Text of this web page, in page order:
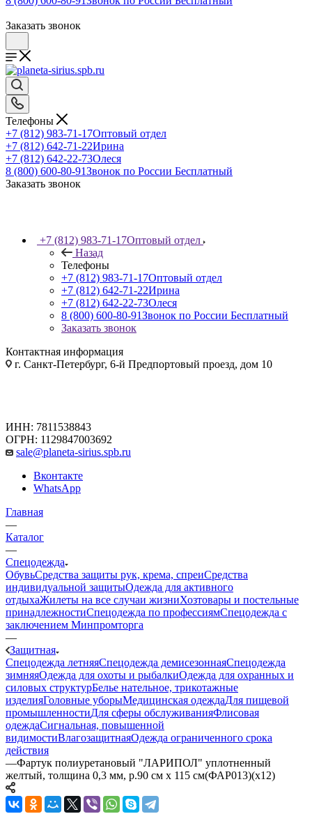
Заказать звонок
Телефоны
+7 (812) 983-71-17Оптовый отдел
+7 (812) 642-71-22Ирина
+7 (812) 642-22-73Олеся
8 (800) 600-80-91Звонок по России Бесплатный
Заказать звонок
+7 (812) 983-71-17Оптовый отдел
Назад
Телефоны
+7 (812) 983-71-17Оптовый отдел
+7 (812) 642-71-22Ирина
+7 (812) 642-22-73Олеся
8 (800) 600-80-91Звонок по России Бесплатный
Заказать звонок
Контактная информация
г. Санкт-Петербург, 6-й Предпортовый проезд, дом 10
ИНН: 7811538843
ОГРН: 1129847003692
sale@planeta-sirius.spb.ru
Вконтакте
WhatsApp
Главная
—
Каталог
—
Спецодежда
ОбувьСредства защиты рук, крема, спреиСредства
индивидуальной защитыОдежда для активного
отдыхаЖилеты на все случаи жизниХозтовары и постельные
принадлежностиСпецодежда по профессиямСпецодежда с
заключением Минпромторга
—
Защитная
Спецодежда летняяСпецодежда демисезоннаяСпецодежда
зимняяОдежда для охоты и рыбалкиОдежда для охранных и
силовых структурБелье нательное, трикотажные
изделияГоловные уборыМедицинская одеждаДля пищевой
промышленностиДля сферы обслуживанияФлисовая
одеждаСигнальная, повышенной
видимостиВлагозащитнаяОдежда ограниченного срока
действия
—Фартук полиуретановый "ЛАРИПОЛ" уплотненный
желтый, толщина 0,3 мм, р.90 см х 115 см(ФАР013)(х12)